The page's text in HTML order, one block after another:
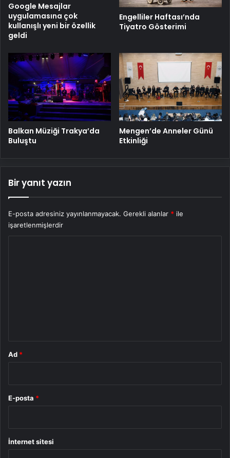
Google Mesajlar
uygulamasına çok
kullanışlı yeni bir özellik
geldi
Engelliler Haftası’nda
Tiyatro Gösterimi
Balkan Müziği Trakya’da
Buluştu
Mengen’de Anneler Günü
Etkinliği
Bir yanıt yazın
E-posta adresiniz yayınlanmayacak. Gerekli alanlar * ile
işaretlenmişlerdir
Ad *
E-posta *
İnternet sitesi